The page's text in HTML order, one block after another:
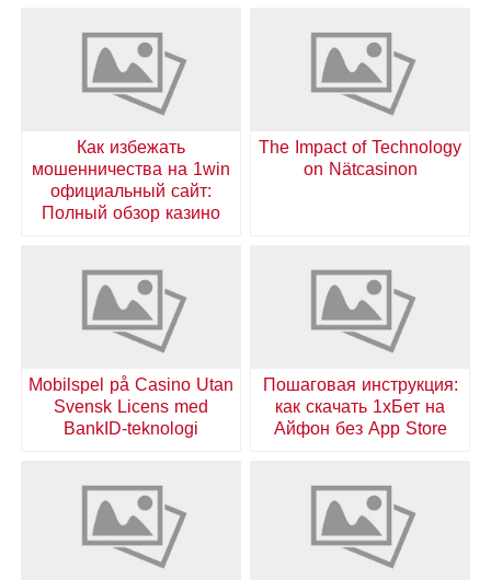
The Impact of Technology
on Nätcasinon
Как избежать
мошенничества на 1win
официальный сайт:
Полный обзор казино
Пошаговая инструкция:
как скачать 1хБет на
Айфон без App Store
Mobilspel på Casino Utan
Svensk Licens med
BankID-teknologi